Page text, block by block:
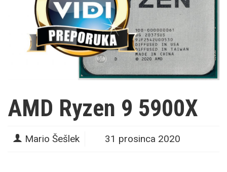
AMD Ryzen 9 5900X
Mario Šešlek 31 prosinca 2020